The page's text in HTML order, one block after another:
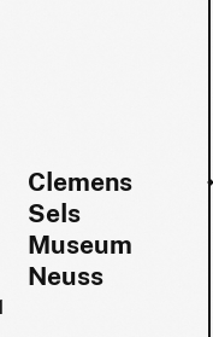
Clemens
Sels
Museum
Neuss